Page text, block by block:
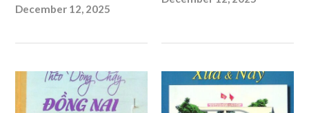
December 12, 2025